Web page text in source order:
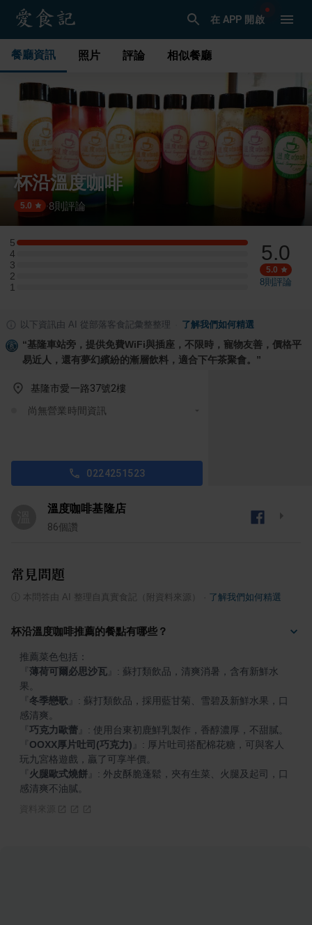
在 APP 開啟
餐廳資訊 照片 評論 相似餐廳
杯沿溫度咖啡
5.0 ·8則評論
5
5 星：1 則評論
4
4 星：0 則評論
3
3 星：0 則評論
2
2 星：0 則評論
1
1 星：0 則評論
5.0
5.0
8則評論
以下資訊由 AI 從部落客食記彙整整理 了解我們如何精選
“基隆車站旁，提供免費WiFi與插座，不限時，寵物友善，價格平
易近人，還有夢幻繽紛的漸層飲料，適合下午茶聚會。 ”
基隆市愛一路37號2樓
尚無營業時間資訊
0224251523
溫度咖啡基隆店
86個讚
常見問題
本問答由 AI 整理自真實食記（附資料來源） 了解我們如何精選
杯沿溫度咖啡推薦的餐點有哪些？
薄荷可爾必思沙瓦
: 蘇打類飲品，清爽消暑，含有新鮮水
冬季戀歌
: 蘇打類飲品，採用藍甘菊、雪碧及新鮮水果，口
巧克力歐蕾
OOXX厚片吐司(巧克力)
: 厚片吐司搭配棉花糖，可與客人
火腿歐式燒餅
: 外皮酥脆蓬鬆，夾有生菜、火腿及起司，口
感清爽不油膩。